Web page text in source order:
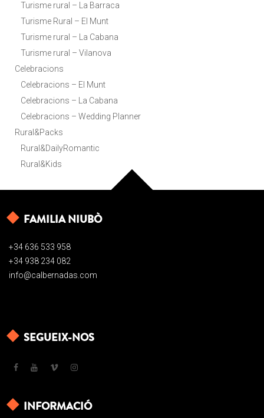
Turisme rural – La Barraca
Turisme Rural – El Munt
Turisme rural – La Cabana
Turisme rural – Vilanova
Celebracions
Celebracions – El Munt
Celebracions – La Cabana
Celebracions – Wedding Planner
Rural&Packs
Rural&DailyRomantic
Rural&Kids
FAMILIA NIUBÒ
+34 636 533 958
+34 938 234 082
info@calbernadas.com
SEGUEIX-NOS
INFORMACIÓ